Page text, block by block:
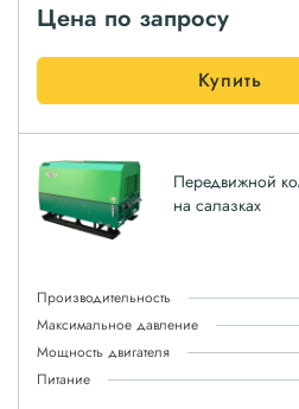
Цена по запросу
Купить
Передвижной
на салазках
Производительность
Максимальное давление
Мощность двигателя
Питание